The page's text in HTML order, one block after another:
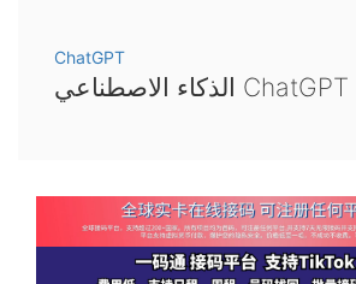
ChatGPT